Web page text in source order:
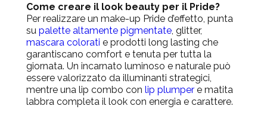
Come creare il look beauty per il Pride?
Per realizzare un make-up Pride d’effetto, punta
su palette altamente pigmentate, glitter,
mascara colorati e prodotti long lasting che
garantiscano comfort e tenuta per tutta la
giornata. Un incarnato luminoso e naturale può
essere valorizzato da illuminanti strategici,
mentre una lip combo con lip plumper e matita
labbra completa il look con energia e carattere.